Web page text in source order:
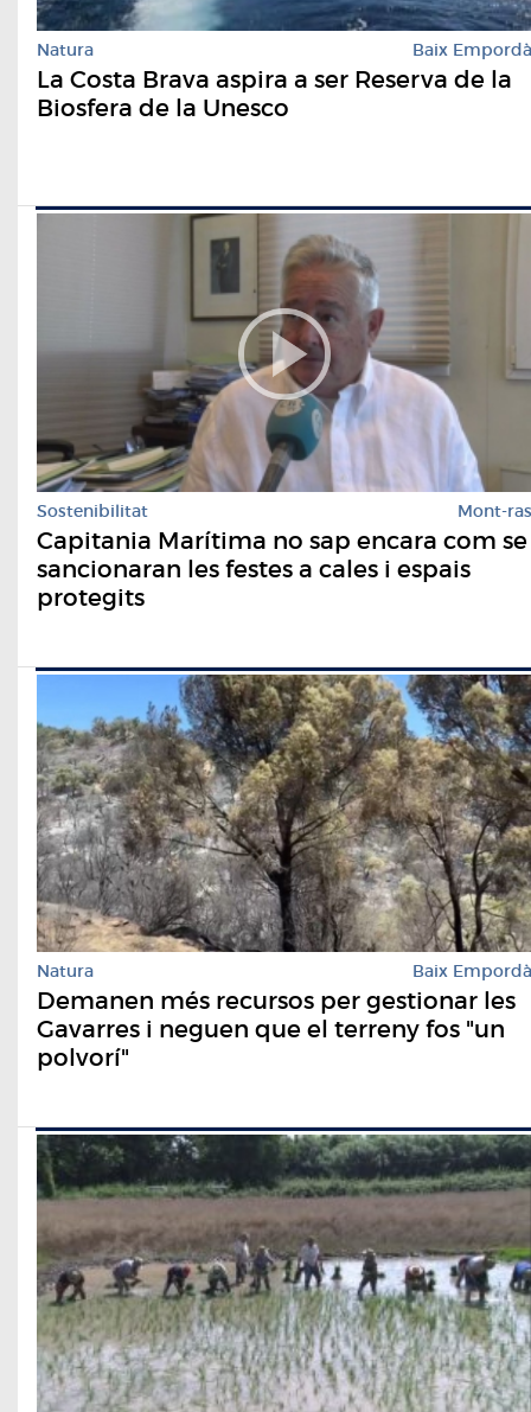
Natura Baix Empordà
La Costa Brava aspira a ser Reserva de la
Biosfera de la Unesco
Sostenibilitat Mont-ras
Capitania Marítima no sap encara com se
sancionaran les festes a cales i espais
protegits
Natura Baix Empordà
Demanen més recursos per gestionar les
Gavarres i neguen que el terreny fos "un
polvorí"